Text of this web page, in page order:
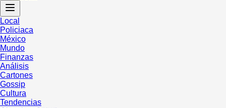
Local
Policiaca
México
Mundo
Finanzas
Análisis
Cartones
Gossip
Cultura
Tendencias